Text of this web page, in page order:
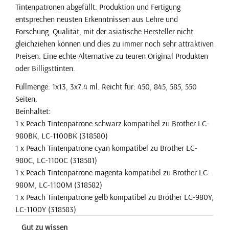
Tintenpatronen abgefüllt. Produktion und Fertigung
entsprechen neusten Erkenntnissen aus Lehre und
Forschung. Qualität, mit der asiatische Hersteller nicht
gleichziehen können und dies zu immer noch sehr attraktiven
Preisen. Eine echte Alternative zu teuren Original Produkten
oder Billigsttinten.
Füllmenge: 1x13, 3x7.4 ml. Reicht für: 450, 845, 585, 550
Seiten.
Beinhaltet:
1 x Peach Tintenpatrone schwarz kompatibel zu Brother LC-
980BK, LC-1100BK (318580)
1 x Peach Tintenpatrone cyan kompatibel zu Brother LC-
980C, LC-1100C (318581)
1 x Peach Tintenpatrone magenta kompatibel zu Brother LC-
980M, LC-1100M (318582)
1 x Peach Tintenpatrone gelb kompatibel zu Brother LC-980Y,
LC-1100Y (318583)
Gut zu wissen